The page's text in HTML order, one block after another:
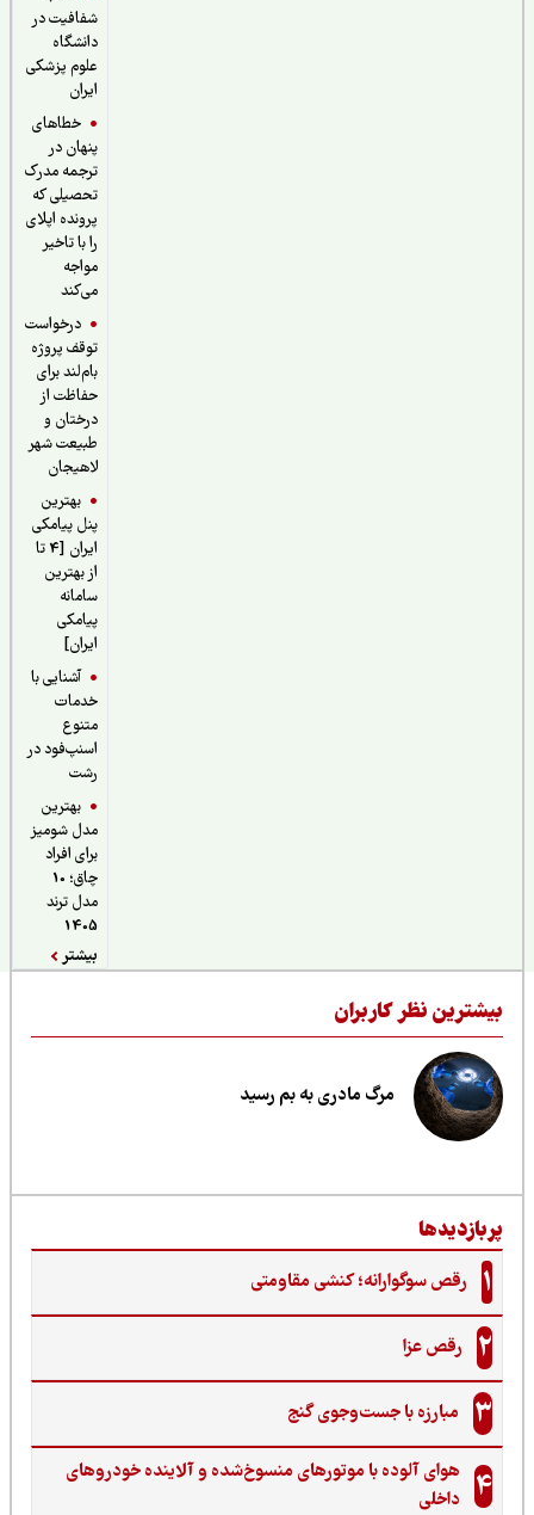
شفافیت در
دانشگاه
علوم پزشکی
خطاهای
پنهان در
ترجمه مدرک
تحصیلی که
پرونده اپلای
را با تاخیر
درخواست
توقف پروژه
بام‌لند برای
حفاظت از
درختان و
طبیعت شهر
لاهیجان
بهترین
پنل پیامکی
ایران [4 تا
از بهترین
سامانه
پیامکی
آشنایی با
خدمات
اسنپ‌فود در
بهترین
مدل شومیز
برای افراد
چاق؛ 10
مدل ترند
نظر کاربران
مرگ مادری به بم رسید
رقص سوگوارانه؛ کنشی مقاومتی
رقص عزا
مبارزه با جست‌وجوی گنج‌
هوای آلوده با موتورهای منسوخ‌شده و آلاینده خودروهای
داخلی